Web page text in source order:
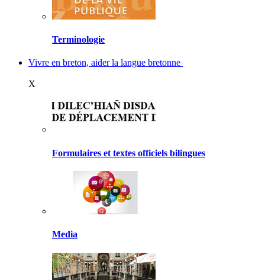
Terminologie
Vivre en breton, aider la langue bretonne
X
Formulaires et textes officiels bilingues
Media